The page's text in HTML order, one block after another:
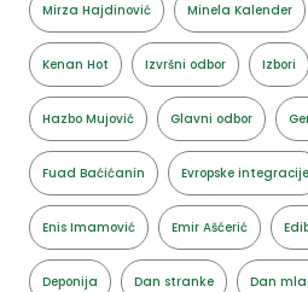
Mirza Hajdinović Minela Kalender
Kenan Hot Izvršni odbor Izbori
Hazbo Mujović Glavni odbor
Fuad Baćićanin Evropske integracije
Enis Imamović Emir Ašćerić
Deponija Dan stranke Dan